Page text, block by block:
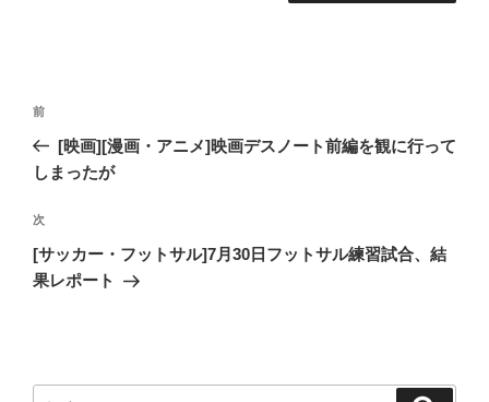
投
ナ
ゲ
ー
シ
過
去
の
稿
前
[映画][漫画・アニメ]映画デスノート前編を観に行って
しまったが
次
の
投
次
[サッカー・フットサル]7月30日フットサル練習試合、結
果レポート
検